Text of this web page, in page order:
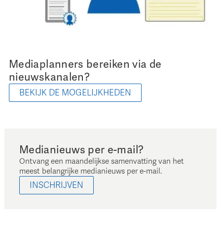
Mediaplanners bereiken via de
nieuwskanalen?
BEKIJK DE MOGELIJKHEDEN
Medianieuws per e-mail?
Ontvang een maandelijkse samenvatting van het
meest belangrijke medianieuws per e-mail.
INSCHRIJVEN